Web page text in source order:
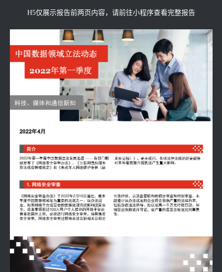
H5仅展示报告前两页内容，请前往小程序查看完整报告